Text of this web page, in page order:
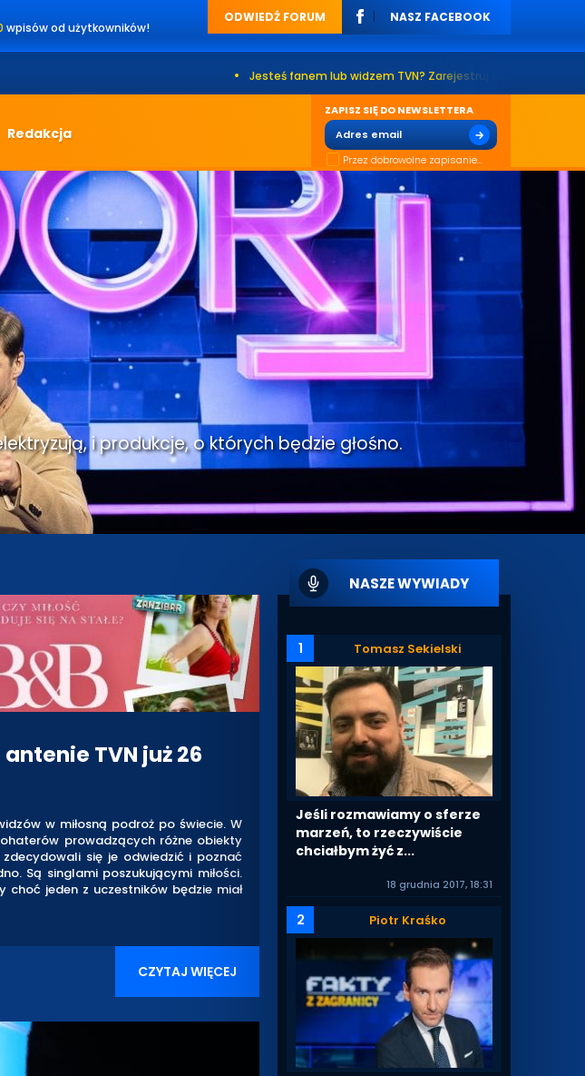
wpisów od użytkowników!
ODWIEDŹ FORUM NASZ FACEBOOK
Jesteś fanem lub widzem TVN? Zarejestruj się na naszym forum. Już
Redakcja
ZAPISZ SIĘ DO NEWSLETTERA
Przez dobrowolne zapisanie...
i produkcje, o których będzie głośno.
TVN już 26
w miłosną podroż po świecie. W
prowadzących różne obiekty
się je odwiedzić i poznać
Są singlami poszukującymi miłości.
choć jeden z uczestników będzie miał
CZYTAJ WIĘCEJ
NASZE WYWIADY
1 Tomasz Sekielski
Jeśli rozmawiamy o sferze
marzeń, to rzeczywiście
chciałbym żyć z...
18 grudnia 2017, 18:31
2 Piotr Kraśko